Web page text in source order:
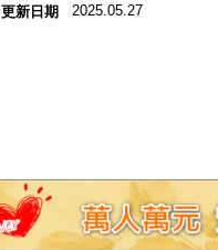
更新日期 2025.05.27